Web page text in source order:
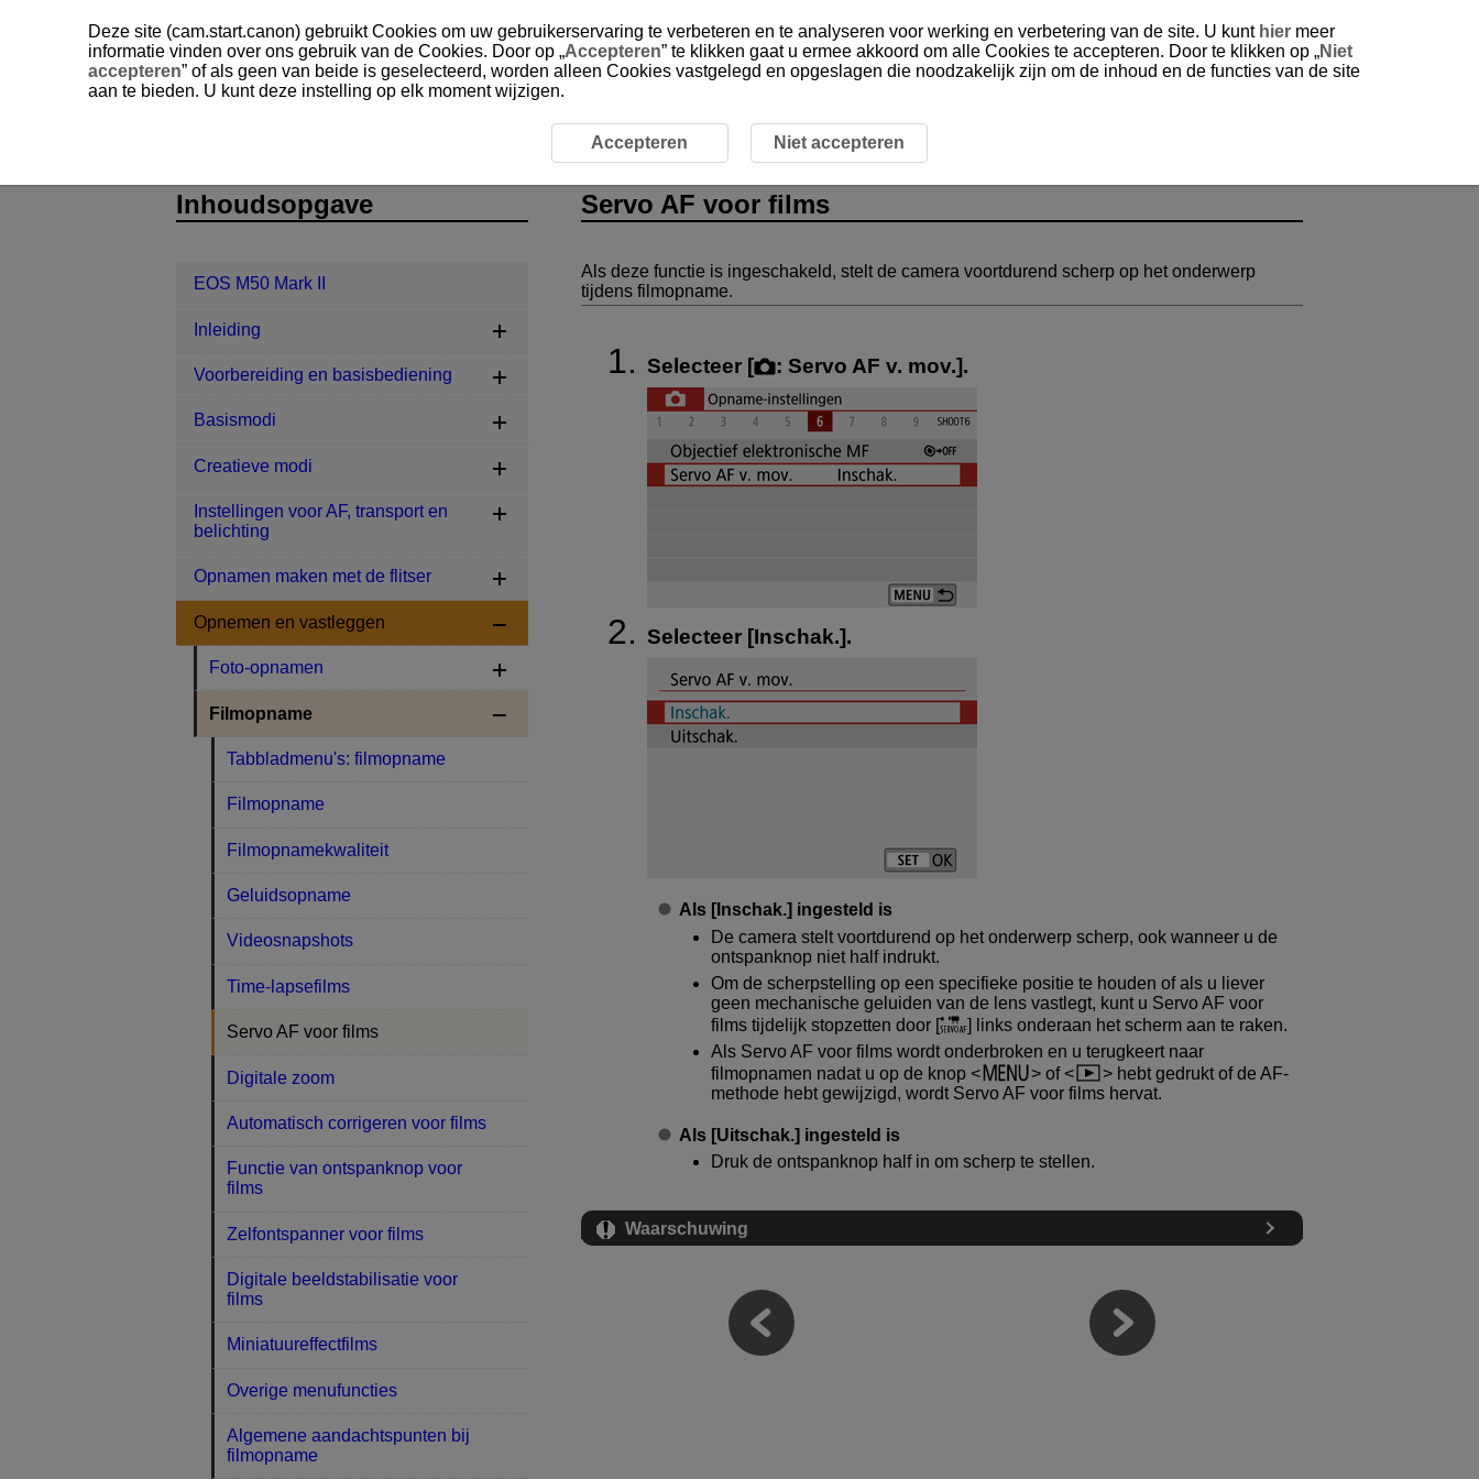
Opnemen en vastleggen
Servo AF voor films
Als deze functie is ingeschakeld, stelt de camera voortdurend scherp op het onderwerp
tijdens filmopname.
Selecteer [ : Servo AF v. mov.].
Selecteer [Inschak.].
Als [Inschak.] ingesteld is
De camera stelt voortdurend op het onderwerp scherp, ook wanneer u de
ontspanknop niet half indrukt.
Om de scherpstelling op een specifieke positie te houden of als u liever
geen mechanische geluiden van de lens vastlegt, kunt u Servo AF voor
films tijdelijk stopzetten door [
] links onderaan het scherm aan te raken.
Als Servo AF voor films wordt onderbroken en u terugkeert naar
filmopnamen nadat u op de knop
of
hebt gedrukt of de AF-
methode hebt gewijzigd, wordt Servo AF voor films hervat.
Als [Uitschak.] ingesteld is
Druk de ontspanknop half in om scherp te stellen.
Waarschuwing
Inhoudsopgave
EOS M50 Mark II
Inleiding
Voorbereiding en basisbediening
Basismodi
Creatieve modi
Instellingen voor AF, transport en
belichting
Opnamen maken met de flitser
Opnemen en vastleggen
Foto-opnamen
Filmopname
Tabbladmenu's: filmopname
Filmopname
Filmopnamekwaliteit
Geluidsopname
Videosnapshots
Time-lapsefilms
Servo AF voor films
Digitale zoom
Automatisch corrigeren voor films
Functie van ontspanknop voor
films
Zelfontspanner voor films
Digitale beeldstabilisatie voor
films
Miniatuureffectfilms
Overige menufuncties
Algemene aandachtspunten bij
filmopname
Deze site (cam.start.canon) gebruikt Cookies om uw gebruikerservaring te verbeteren en te analyseren voor werking en verbetering van de site. U kunt hier meer
informatie vinden over ons gebruik van de Cookies. Door op „Accepteren” te klikken gaat u ermee akkoord om alle Cookies te accepteren. Door te klikken op „Niet
accepteren” of als geen van beide is geselecteerd, worden alleen Cookies vastgelegd en opgeslagen die noodzakelijk zijn om de inhoud en de functies van de site
aan te bieden. U kunt deze instelling op elk moment wijzigen.
Accepteren Niet accepteren